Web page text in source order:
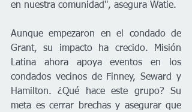
en nuestra comunidad", asegura Watie.
Aunque empezaron en el condado de
Grant, su impacto ha crecido. Misión
Latina ahora apoya eventos en los
condados vecinos de Finney, Seward y
Hamilton. ¿Qué hace este grupo? Su
meta es cerrar brechas y asegurar que